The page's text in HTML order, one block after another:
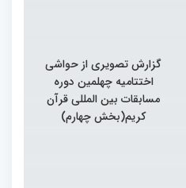
گزارش تصویری از حواشی
اختتامیه چهلمین دوره
مسابقات بین المللی قرآن
کریم(بخش چهارم)